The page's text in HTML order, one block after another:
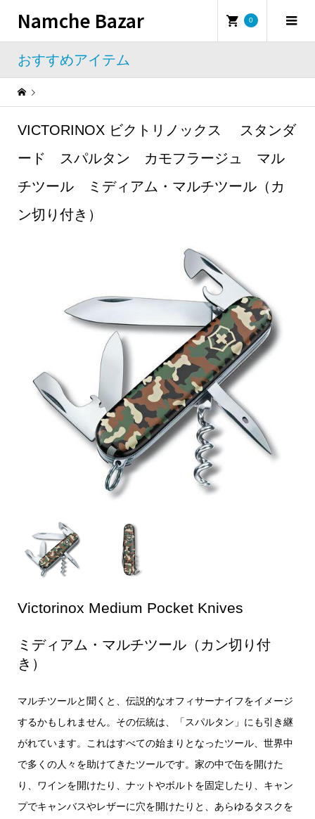
Namche Bazar 0
おすすめアイテム
VICTORINOX ビクトリノックス スタンダ
ード スパルタン カモフラージュ マル
チツール ミディアム・マルチツール（カ
ン切り付き）
Victorinox Medium Pocket Knives
ミディアム・マルチツール（カン切り付
き）
マルチツールと聞くと、伝説的なオフィサーナイフをイメージ
するかもしれません。その伝統は、「スパルタン」にも引き継
がれています。これはすべての始まりとなったツール、世界中
で多くの人々を助けてきたツールです。家の中で缶を開けた
り、ワインを開けたり、ナットやボルトを固定したり、キャン
プでキャンバスやレザーに穴を開けたりと、あらゆるタスクを